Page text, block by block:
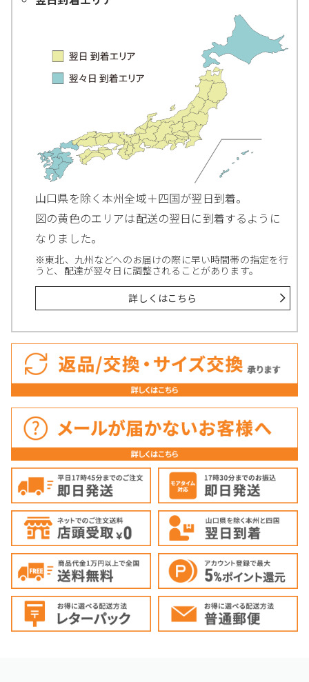
山口県を除く本州全域＋四国が翌日到着。
図の黄色のエリアは配送の翌日に到着するように
なりました。
※東北、九州などへのお届けの際に早い時間帯の指定を行
うと、配達が翌々日に調整されることがあります。
詳しくはこちら